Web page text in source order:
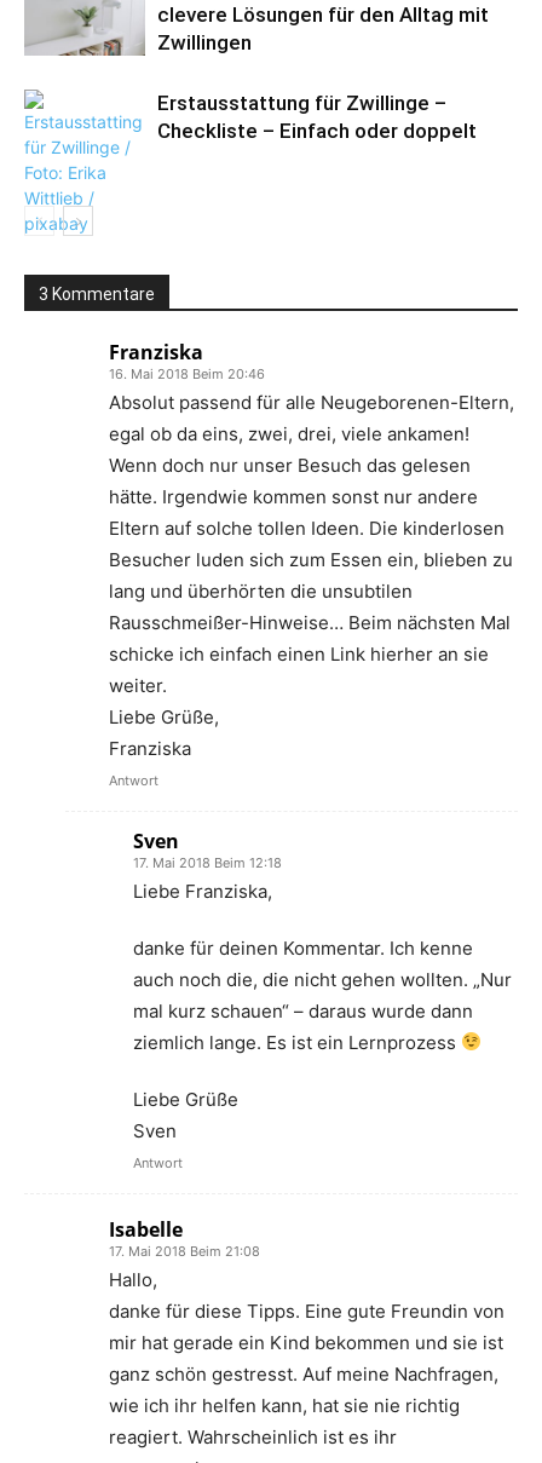
clevere Lösungen für den Alltag mit
Zwillingen
Erstausstattung für Zwillinge –
Checkliste – Einfach oder doppelt
3 Kommentare
Franziska
16. Mai 2018 Beim 20:46
Absolut passend für alle Neugeborenen-Eltern,
egal ob da eins, zwei, drei, viele ankamen!
Wenn doch nur unser Besuch das gelesen
hätte. Irgendwie kommen sonst nur andere
Eltern auf solche tollen Ideen. Die kinderlosen
Besucher luden sich zum Essen ein, blieben zu
lang und überhörten die unsubtilen
Rausschmeißer-Hinweise… Beim nächsten Mal
schicke ich einfach einen Link hierher an sie
weiter.
Liebe Grüße,
Franziska
Antwort
Sven
17. Mai 2018 Beim 12:18
Liebe Franziska,
danke für deinen Kommentar. Ich kenne
auch noch die, die nicht gehen wollten. „Nur
mal kurz schauen“ – daraus wurde dann
ziemlich lange. Es ist ein Lernprozess
Liebe Grüße
Sven
Antwort
Isabelle
17. Mai 2018 Beim 21:08
Hallo,
danke für diese Tipps. Eine gute Freundin von
mir hat gerade ein Kind bekommen und sie ist
ganz schön gestresst. Auf meine Nachfragen,
wie ich ihr helfen kann, hat sie nie richtig
reagiert. Wahrscheinlich ist es ihr